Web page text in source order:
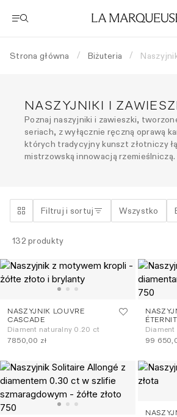
Strona główna / Biżuteria /
NASZYJNIKI I
Poznaj naszyjniki i zawieszki,
seriach, z wyłącznie ręczną oprawą
których tradycyjny kunszt złotniczy
mistrzowską innowacją rzemieślniczą.
Filtruj i sortuj Wszystko
132 produkty
NASZYJNIK LOUVRE
CASCADE
Diament naturalny 0.20 ct
7850,00 zł
99